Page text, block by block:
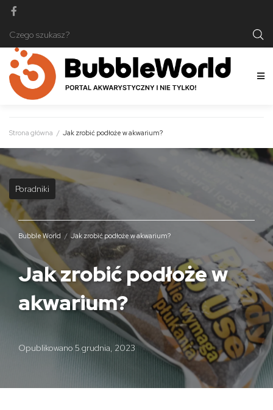
Strona główna / Jak zrobić podłoże w akwarium?
Poradniki
Bubble World / Jak zrobić podłoże w akwarium?
Jak zrobić podłoże w
akwarium?
Opublikowano 5 grudnia, 2023